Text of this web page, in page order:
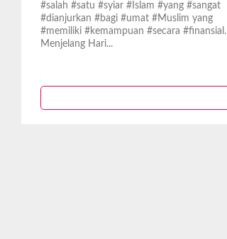
#salah #satu #syiar #Islam #yang #sangat
#dianjurkan #bagi #umat #Muslim yang
#memiliki #kemampuan #secara #finansial.
Menjelang Hari...